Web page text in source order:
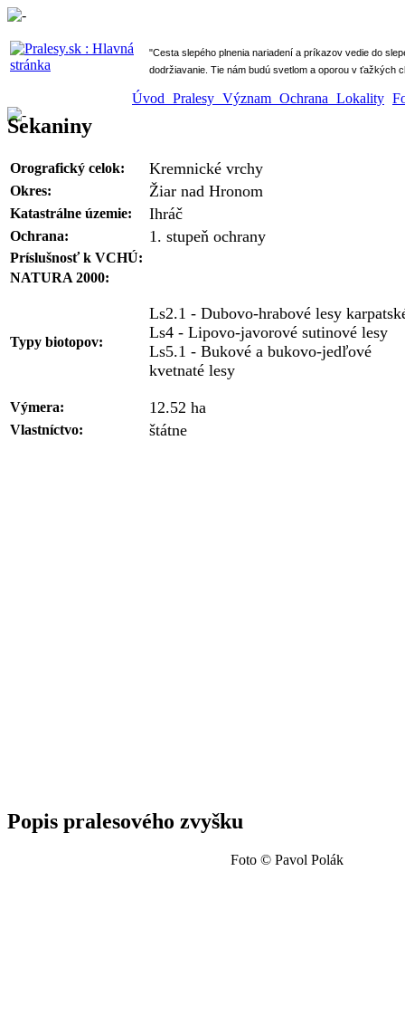
" Cesta slepého plnenia nariadení a príkazov vedie do
dodržiavanie. Tie nám budú svetlom a oporou v ťažkých
Úvod Pralesy Význam Ochrana Lokality
Sekaniny
Orografický celok: Kremnické vrchy
Okres: Žiar nad Hronom
Katastrálne územie: Ihráč
Ochrana: 1. stupeň ochrany
Príslušnosť k VCHÚ:
NATURA 2000:
Typy biotopov:
Ls2.1 - Dubovo-hrabové lesy
Ls4 - Lipovo-javorové sutinové lesy
Ls5.1 - Bukové a bukovo-jedľové
kvetnaté lesy
Výmera: 12.52 ha
Vlastníctvo: štátne
Popis pralesového zvyšku
Foto © Pavol Polák